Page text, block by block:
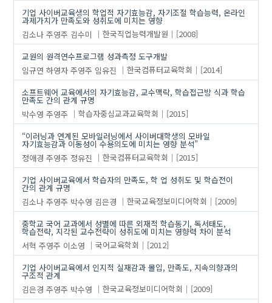
기업 사이버교육생의 학업적 자기효능감, 자기조절 학습능력, 온라인
과제가치가 만족도와 성취도에 미치는 영향
김소나 주영주 김수미 한국직업능력개발원
[2008]
교원의 원격연수프로그램 성과측정 도구개발
임규연 하영자 주영주 임유진 한국컴퓨터교육학회
[2014]
소프트웨어 교육에서의 자기효능감, 교수맥락, 학습접근방 식과 학습
만족도 간의 관계 규명
박수영 주영주 학습자중심교과교육학회
[2015]
“이러닝과 연계된 모바일러닝에서 사이버대학생의 모바일
자기효능감과 이동성이 수용의도에 미치는 영향 분석”
정애경 주영주 정유진 한국컴퓨터교육학회
[2015]
기업 사이버교육에서 학습자의 만족도, 학 업 성취도 및 학습전이
간의 관계 규명
김소나 주영주 박수영 김은경 한국교육정보미디어학회
[2009]
중학교 국어 교과에서 성별에 따른 외재적 학습동기, 독서태도,
학습전략, 지각된 교수전략이 성취도에 미치는 영향력 차이 분석
서혁 주영주 이소영 국어교육학회
[2012]
기업 사이버교육에서 인지적 실재감과 몰입, 만족도, 지속의향과의
구조적 관계
김은경 주영주 박수영 한국교육정보미디어학회
[2009]